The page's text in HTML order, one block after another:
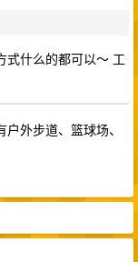
式什么的都可以～ 工
外步道、篮球场、